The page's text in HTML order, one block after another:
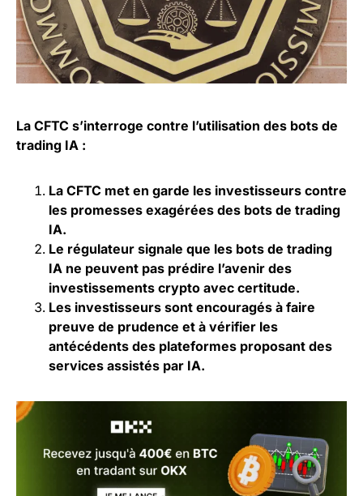
La CFTC s’interroge contre l’utilisation des bots de
trading IA :
La CFTC met en garde les investisseurs contre
les promesses exagérées des bots de trading
IA.
Le régulateur signale que les bots de trading
IA ne peuvent pas prédire l’avenir des
investissements crypto avec certitude.
Les investisseurs sont encouragés à faire
preuve de prudence et à vérifier les
antécédents des plateformes proposant des
services assistés par IA.